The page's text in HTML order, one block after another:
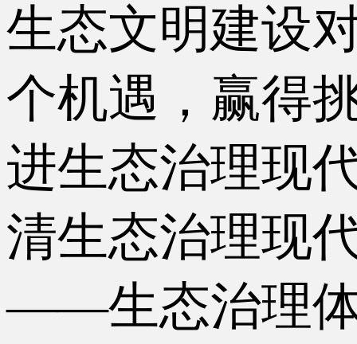
生态文明建设
个机遇，赢得
进生态治理现
清生态治理现
——生态治理体